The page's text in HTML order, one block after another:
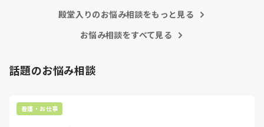
朝の情報収集にも時間がかかり、結果、患者のことがわから
の意味があるのか疑問です。
やったことないの！？もう10ヶ月なんだから、未経験なこと
新人さんが可愛そう、と感じることもある反面、ペアの先輩
が何か処置をしているけど、ペアの新人はのんびり記録して
の向き合い方になると思いますよ🎵僕は昔の人間なので、昔は
いと思います。昔は患者様、スタッフ全員に目を配れる人が沢
るなら実施してみてはどうでしょうか⁉️そういう事と思います
持論ですけど、頑張って👊😆🎵
殿堂入りのお悩み相談をもっと見る
お悩み相談をすべて見る
話題のお悩み相談
看護・お仕事